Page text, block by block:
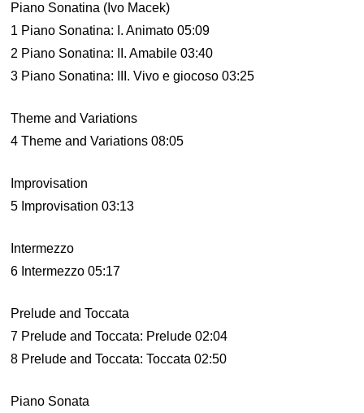
Piano Sonatina (Ivo Macek)
1 Piano Sonatina: I. Animato 05:09
2 Piano Sonatina: II. Amabile 03:40
3 Piano Sonatina: III. Vivo e giocoso 03:25
Theme and Variations
4 Theme and Variations 08:05
Improvisation
5 Improvisation 03:13
Intermezzo
6 Intermezzo 05:17
Prelude and Toccata
7 Prelude and Toccata: Prelude 02:04
8 Prelude and Toccata: Toccata 02:50
Piano Sonata